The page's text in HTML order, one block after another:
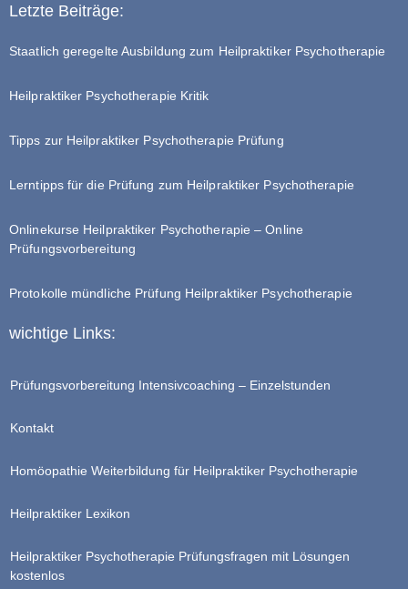
Letzte Beiträge:
Staatlich geregelte Ausbildung zum Heilpraktiker Psychotherapie
Heilpraktiker Psychotherapie Kritik
Tipps zur Heilpraktiker Psychotherapie Prüfung
Lerntipps für die Prüfung zum Heilpraktiker Psychotherapie
Onlinekurse Heilpraktiker Psychotherapie – Online
Prüfungsvorbereitung
Protokolle mündliche Prüfung Heilpraktiker Psychotherapie
wichtige Links:
Prüfungsvorbereitung Intensivcoaching – Einzelstunden
Kontakt
Homöopathie Weiterbildung für Heilpraktiker Psychotherapie
Heilpraktiker Lexikon
Heilpraktiker Psychotherapie Prüfungsfragen mit Lösungen
kostenlos